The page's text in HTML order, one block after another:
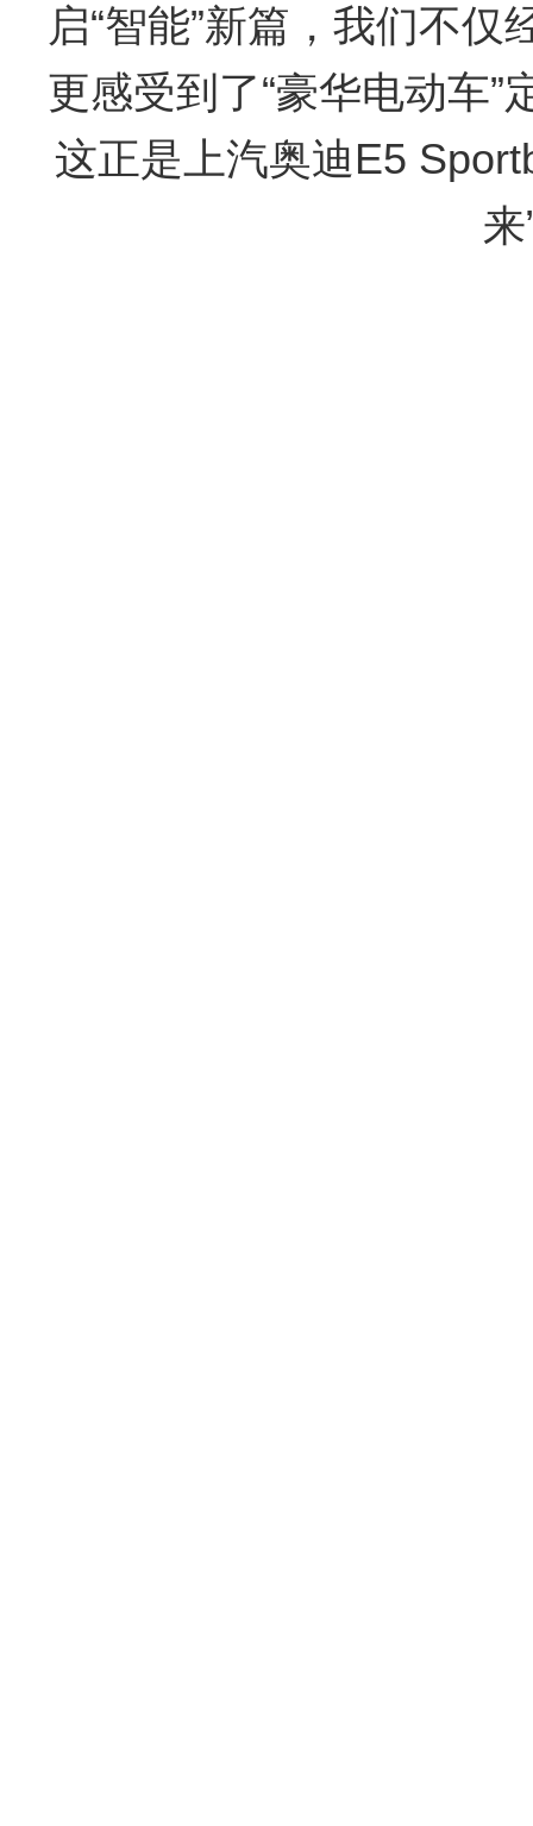
启“智能”新篇，我们不
更感受到了“豪华电动车
这正是上汽奥迪E5
来